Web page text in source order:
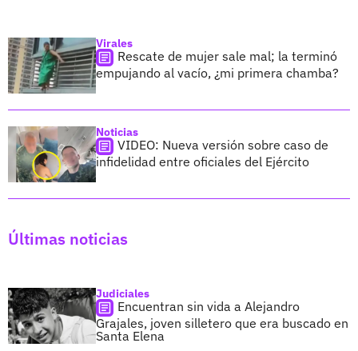
Virales
Rescate de mujer sale mal; la terminó
empujando al vacío, ¿mi primera chamba?
Noticias
VIDEO: Nueva versión sobre caso de
infidelidad entre oficiales del Ejército
Últimas noticias
Judiciales
Encuentran sin vida a Alejandro
Grajales, joven silletero que era buscado en
Santa Elena